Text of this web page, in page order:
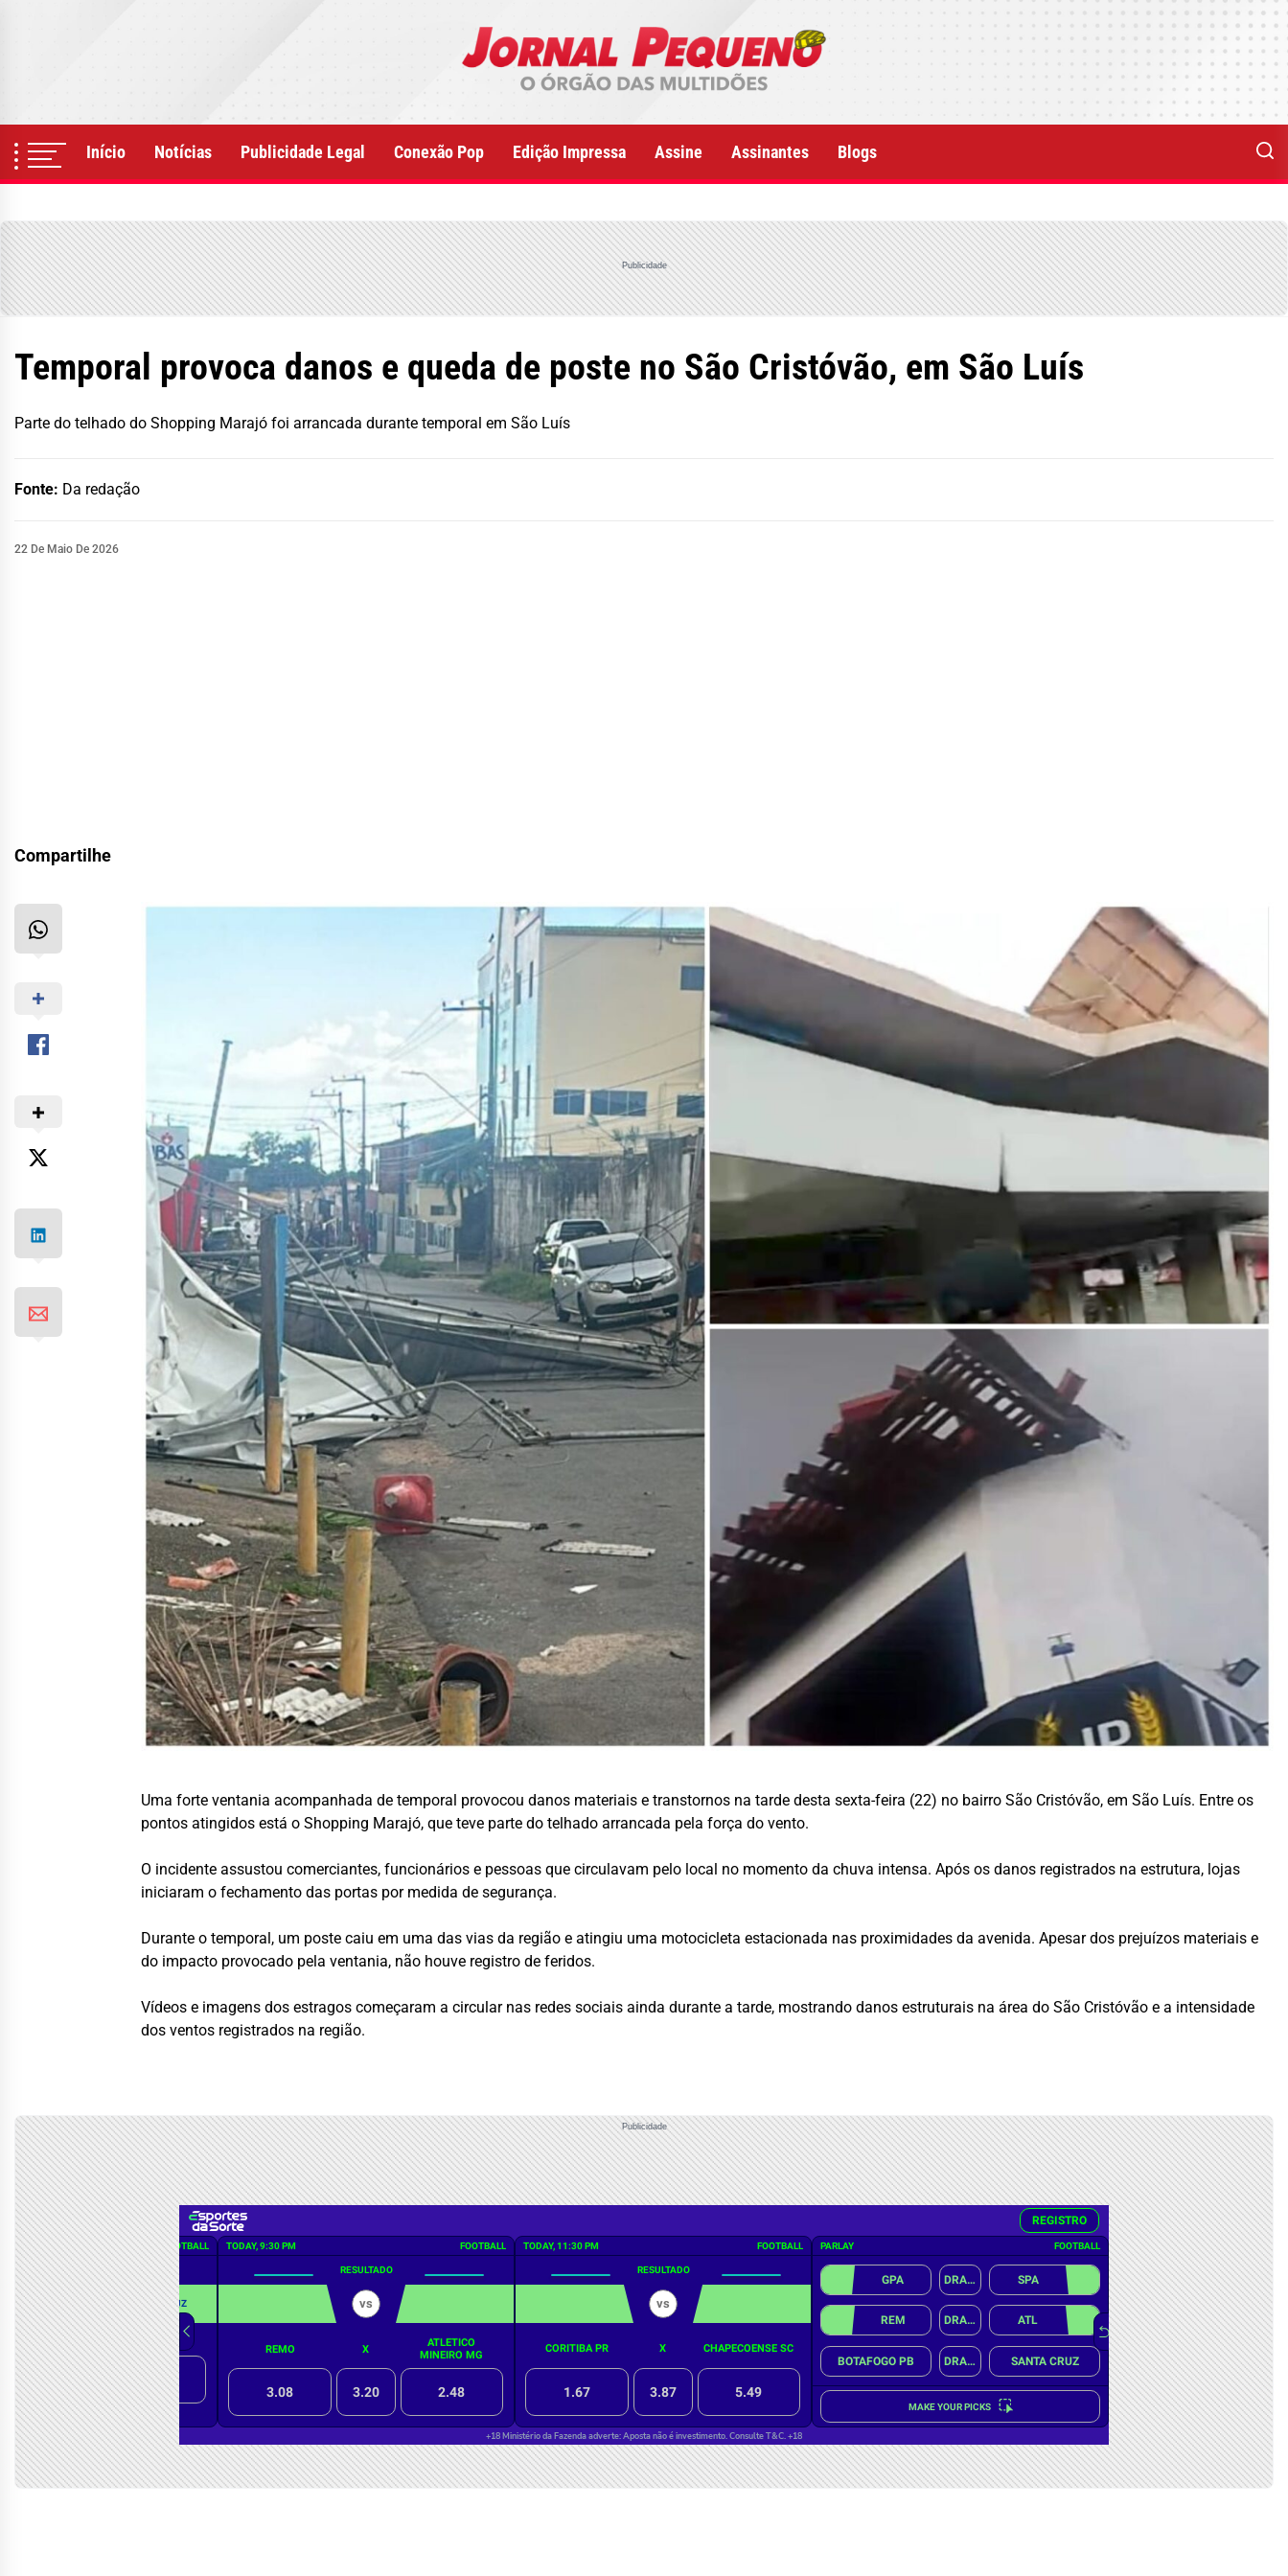
Início Notícias Publicidade Legal Conexão Pop Edição Impressa Assine Assinantes Blogs
Publicidade
Temporal provoca danos e queda de poste no São Cristóvão, em São Luís
Parte do telhado do Shopping Marajó foi arrancada durante temporal em São Luís
Fonte: Da redação
22 De Maio De 2026
Compartilhe
Uma forte ventania acompanhada de temporal provocou danos materiais e transtornos na tarde desta sexta-feira (22) no bairro São Cristóvão, em São Luís. Entre os
pontos atingidos está o Shopping Marajó, que teve parte do telhado arrancada pela força do vento.
O incidente assustou comerciantes, funcionários e pessoas que circulavam pelo local no momento da chuva intensa. Após os danos registrados na estrutura, lojas
iniciaram o fechamento das portas por medida de segurança.
Durante o temporal, um poste caiu em uma das vias da região e atingiu uma motocicleta estacionada nas proximidades da avenida. Apesar dos prejuízos materiais e
do impacto provocado pela ventania, não houve registro de feridos.
Vídeos e imagens dos estragos começaram a circular nas redes sociais ainda durante a tarde, mostrando danos estruturais na área do São Cristóvão e a intensidade
dos ventos registrados na região.
Publicidade